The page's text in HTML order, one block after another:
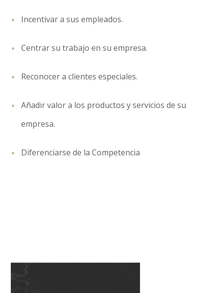
Incentivar a sus empleados.
Centrar su trabajo en su empresa.
Reconocer a clientes especiales.
Añadir valor a los productos y servicios de su
empresa.
Diferenciarse de la Competencia